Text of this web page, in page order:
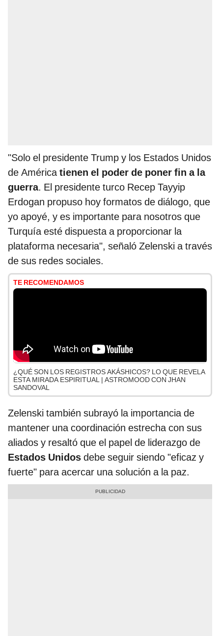
"Solo el presidente Trump y los Estados Unidos
de Américatienen el poder de poner fin a la
guerra. El presidente turco Recep Tayyip
Erdogan propuso hoy formatos de diálogo, que
yo apoyé, y es importante para nosotros que
Turquía esté dispuesta a proporcionar la
plataforma necesaria", señaló Zelenski a través
de sus redes sociales.
TE RECOMENDAMOS
¿QUÉ SON LOS REGISTROS AKÁSHICOS? LO QUE REVELA
ESTA MIRADA ESPIRITUAL | ASTROMOOD CON JHAN
SANDOVAL
Zelenski también subrayó la importancia de
mantener una coordinación estrecha con sus
aliados y resaltó que el papel de liderazgo de
Estados Unidos debe seguir siendo "eficaz y
fuerte" para acercar una solución a la paz.